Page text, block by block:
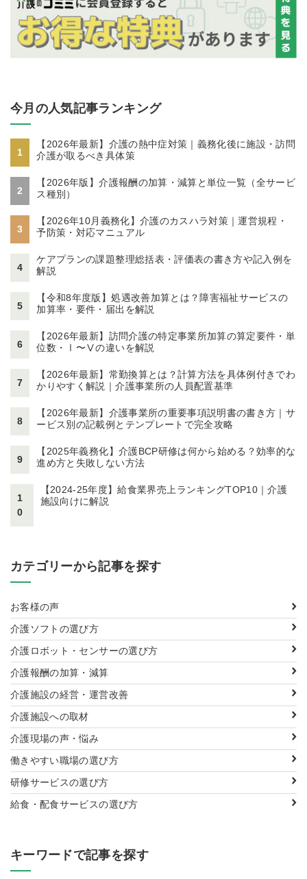
今月の人気記事ランキング
1
【2026年最新】介護の熱中症対策｜義務化後に施設・訪問
介護が取るべき具体策
2
【2026年版】介護報酬の加算・減算と単位一覧（全サービ
ス種別）
3
【2026年10月義務化】介護のカスハラ対策｜運営規程・
予防策・対応マニュアル
4
ケアプランの課題整理総括表・評価表の書き方や記入例を
解説
5
【令和8年度版】処遇改善加算とは？障害福祉サービスの
加算率・要件・届出を解説
6
【2026年最新】訪問介護の特定事業所加算の算定要件・単
位数・Ⅰ〜Ⅴの違いを解説
7
【2026年最新】常勤換算とは？計算方法を具体例付きでわ
かりやすく解説｜介護事業所の人員配置基準
8
【2026年最新】介護事業所の重要事項説明書の書き方｜サ
ービス別の記載例とテンプレートで完全攻略
9
【2025年義務化】介護BCP研修は何から始める？効率的な
進め方と失敗しない方法
1
0
【2024-25年度】給食業界売上ランキングTOP10｜介護
施設向けに解説
カテゴリーから記事を探す
お客様の声
介護ソフトの選び方
介護ロボット・センサーの選び方
介護報酬の加算・減算
介護施設の経営・運営改善
介護施設への取材
介護現場の声・悩み
働きやすい職場の選び方
研修サービスの選び方
給食・配食サービスの選び方
キーワードで記事を探す